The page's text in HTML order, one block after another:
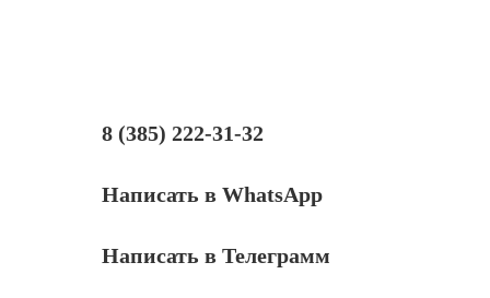
8 (385) 222-31-32
Написать в WhatsApp
Написать в Телеграмм